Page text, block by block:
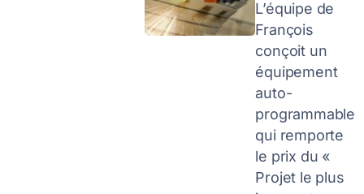
L’équipe de
François
conçoit un
équipement
auto-
programmable
qui remporte
le prix du «
Projet le plus